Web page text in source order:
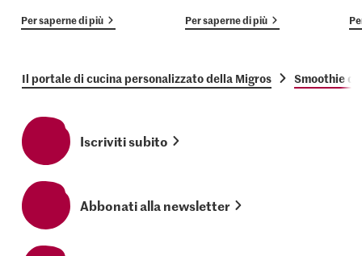
Per saperne di più Per saperne di più
Il portale di cucina personalizzato della Migros Smoothie di
Iscriviti subito
Abbonati alla newsletter